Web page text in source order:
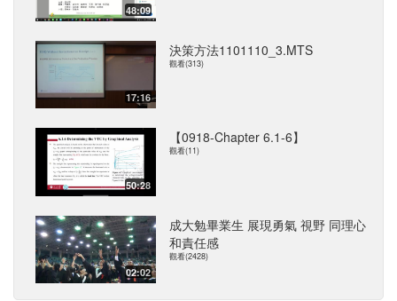
48:09
17:16
決策方法1101110_3.MTS
觀看(313)
50:28
【0918-Chapter 6.1-6】
觀看(11)
02:02
成大勉畢業生 展現勇氣 視野 同理心
和責任感
觀看(2428)